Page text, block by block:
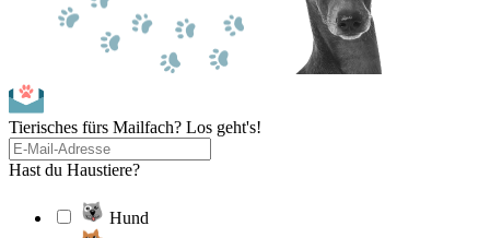
Tierisches fürs Mailfach? Los geht's!
Hast du Haustiere?
Hund